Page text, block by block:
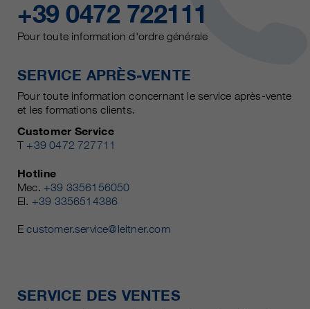
+39 0472 722111
Pour toute information d'ordre générale
SERVICE APRÈS-VENTE
Pour toute information concernant le service après-vente
et les formations clients.
Customer Service
T +39 0472 727711
Hotline
Mec. +39 3356156050
El. +39 3356514386
Ecustomer.service@leitner.com
SERVICE DES VENTES